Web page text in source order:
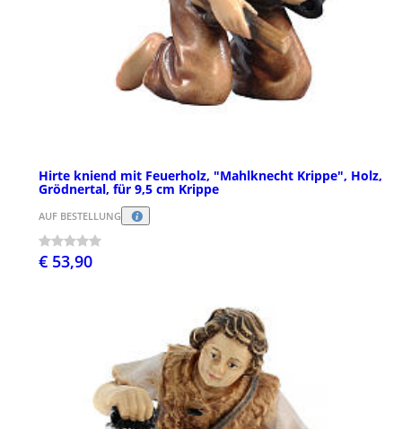
Hirte kniend mit Feuerholz, "Mahlknecht Krippe", Holz,
Grödnertal, für 9,5 cm Krippe
AUF BESTELLUNG
€ 53,90